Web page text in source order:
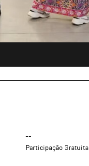
--
Participação Gratuita